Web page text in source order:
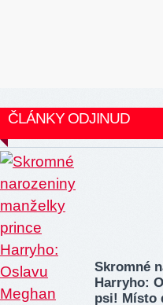
ČLÁNKY ODJINUD
Skromné
Harryho:
psi! Místo